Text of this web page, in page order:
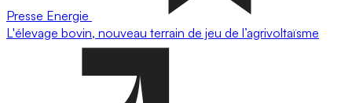
Presse Energie
L'élevage bovin, nouveau terrain de jeu de l’agrivoltaïsme